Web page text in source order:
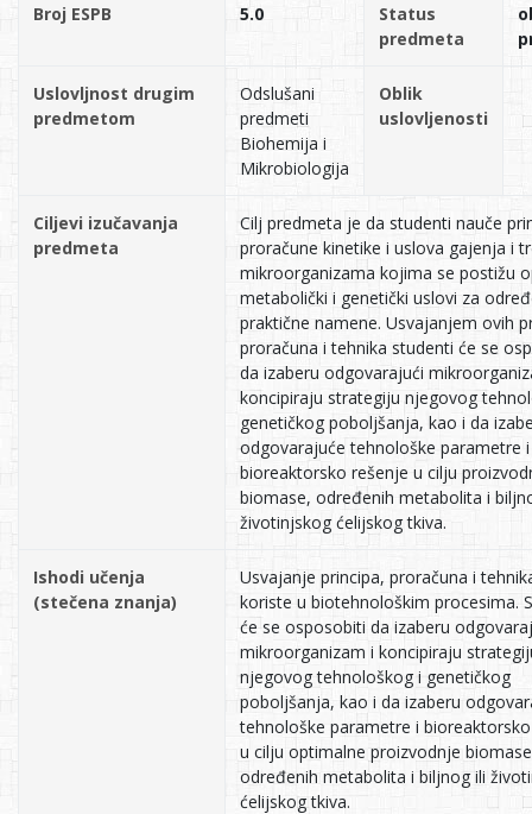
Broj ESPB 5.0
Status
predmeta
Uslovljnost drugim
predmetom
Odslušani
predmeti
Biohemija i
Mikrobiologija
Oblik
uslovljenosti
Ciljevi izučavanja
predmeta
Cilj predmeta je da studenti nauče
proračune kinetike i uslova gajenja i
mikroorganizama kojima se postižu
metabolički i genetički uslovi za
praktične namene. Usvajanjem ovih
proračuna i tehnika studenti će se
da izaberu odgovarajući
koncipiraju strategiju njegovog
genetičkog poboljšanja, kao i da
odgovarajuće tehnološke parametre i
bioreaktorsko rešenje u cilju
biomase, određenih metabolita i
životinjskog ćelijskog tkiva.
Ishodi učenja
(stečena znanja)
Usvajanje principa, proračuna i
koriste u biotehnološkim procesima.
će se osposobiti da izaberu
mikroorganizam i koncipiraju
njegovog tehnološkog i genetičkog
poboljšanja, kao i da izaberu
tehnološke parametre i
u cilju optimalne proizvodnje
određenih metabolita i biljnog ili
ćelijskog tkiva.